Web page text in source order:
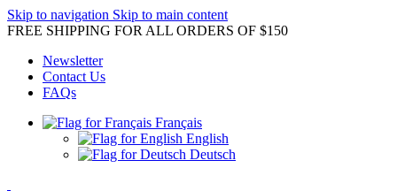
Skip to navigation Skip to main content
FREE SHIPPING FOR ALL ORDERS OF $150
Newsletter
Contact Us
FAQs
Français
English
Deutsch